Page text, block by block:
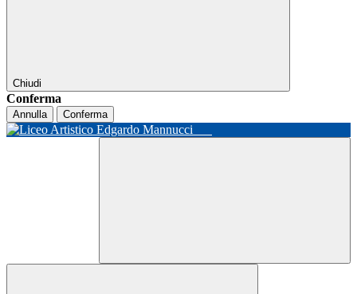
Chiudi
Conferma
Annulla Conferma